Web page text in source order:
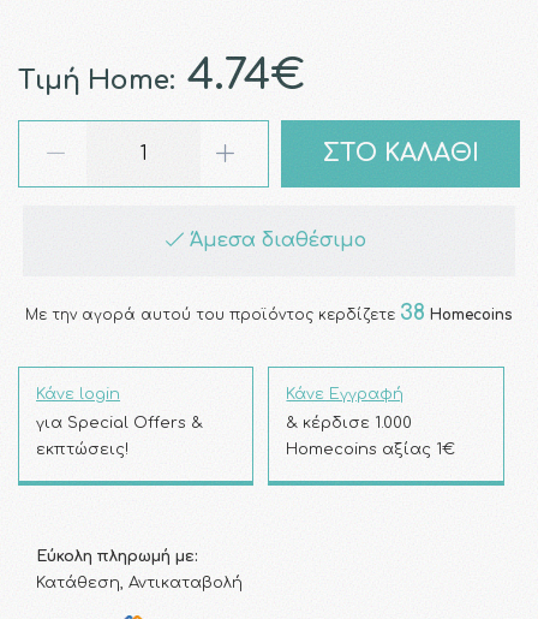
Τιμή Home: 4.74€
ΣΤΟ ΚΑΛΑΘΙ
Άμεσα διαθέσιμο
Με την αγορά αυτού του προϊόντος κερδίζετε 38 Homecoins
Κάνε login
για Special Offers &
εκπτώσεις!
Κάνε Εγγραφή
& κέρδισε 1.000
Homecoins αξίας 1€
Εύκολη πληρωμή με:
Κατάθεση, Αντικαταβολή